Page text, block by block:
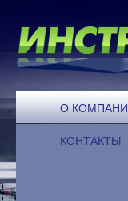
О
КОНТАКТЫ